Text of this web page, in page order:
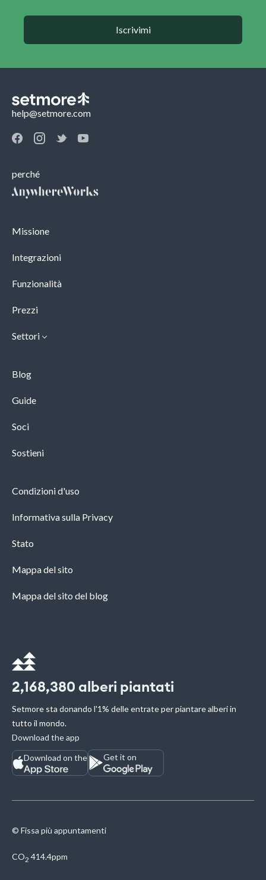
Iscrivimi
help@setmore.com
perché
Missione
Integrazioni
Funzionalità
Prezzi
Settori
Blog
Guide
Soci
Sostieni
Condizioni d'uso
Informativa sulla Privacy
Stato
Mappa del sito
Mappa del sito del blog
2,168,380 alberi piantati
Setmore sta donando l'1% delle entrate per piantare alberi in
tutto il mondo.
Download the app
Download on the
Get it on
© Fissa più appuntamenti
CO2 414.4ppm